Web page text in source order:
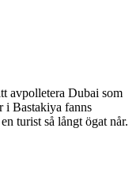
avpolletera Dubai som
i Bastakiya fanns
turist så långt ögat når.